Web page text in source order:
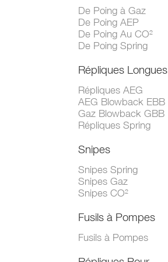
De Poing à Gaz
De Poing AEP
De Poing Au CO²
De Poing Spring
Répliques Longues
Répliques AEG
AEG Blowback EBB
Gaz Blowback GBB
Répliques Spring
Snipes
Snipes Spring
Snipes Gaz
Snipes CO²
Fusils à Pompes
Fusils à Pompes